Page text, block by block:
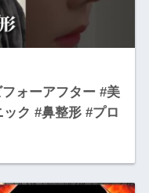
フォーアフター #美
ク #鼻整形 #プロ